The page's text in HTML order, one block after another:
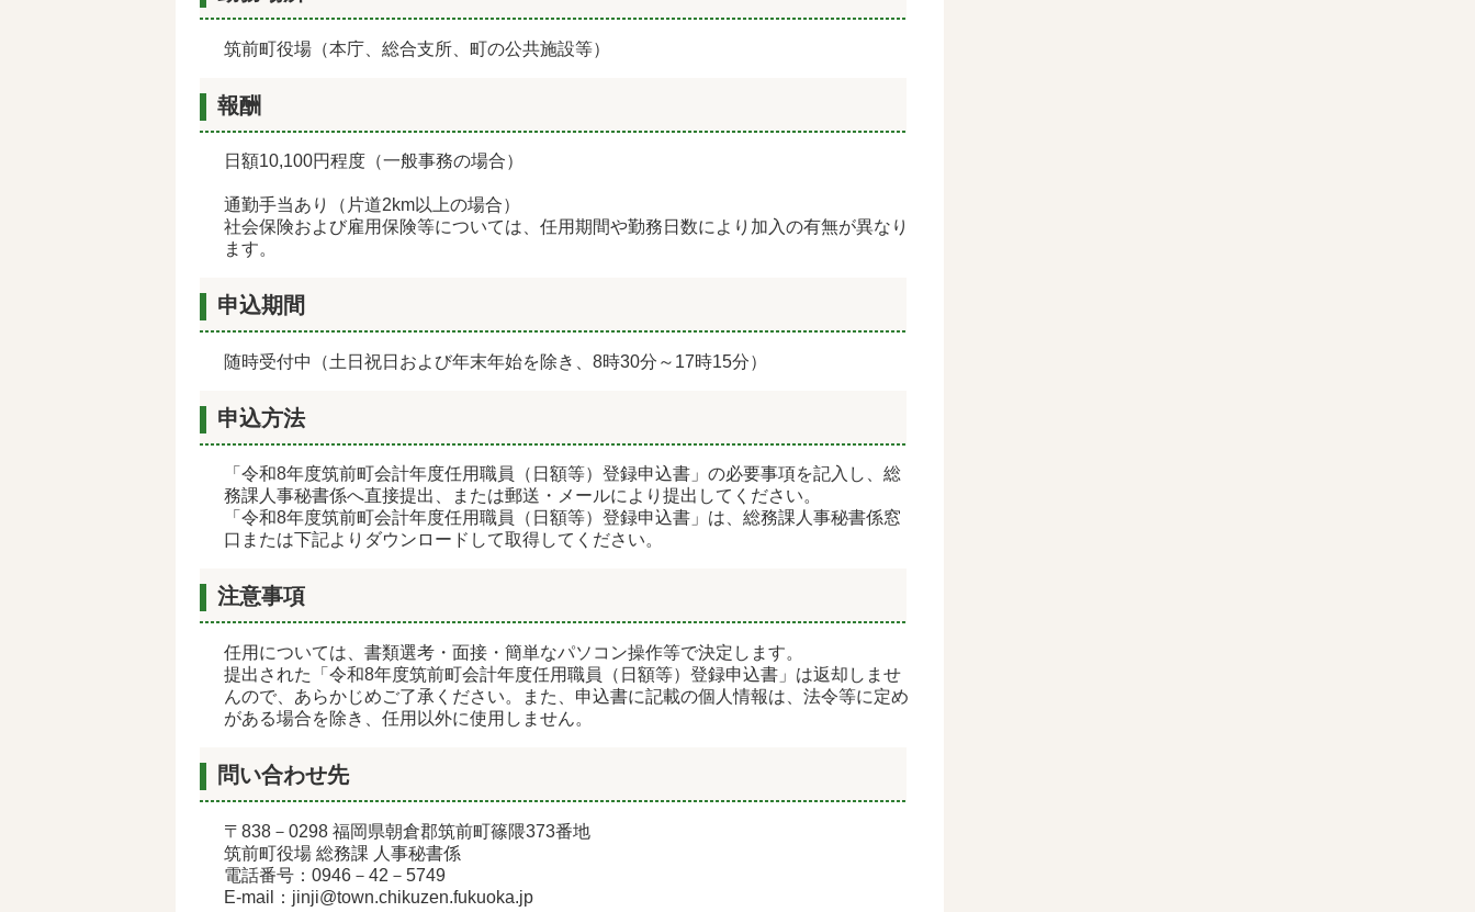
筑前町役場（本庁、総合支所、町の公共施設等）
報酬
日額10,100円程度（一般事務の場合）
通勤手当あり（片道2km以上の場合）
社会保険および雇用保険等については、任用期間や勤務日数により加入の有無が異なり
ます。
申込期間
随時受付中（土日祝日および年末年始を除き、8時30分～17時15分）
申込方法
「令和8年度筑前町会計年度任用職員（日額等）登録申込書」の必要事項を記入し、総
務課人事秘書係へ直接提出、または郵送・メールにより提出してください。
「令和8年度筑前町会計年度任用職員（日額等）登録申込書」は、総務課人事秘書係窓
口または下記よりダウンロードして取得してください。
注意事項
任用については、書類選考・面接・簡単なパソコン操作等で決定します。
提出された「令和8年度筑前町会計年度任用職員（日額等）登録申込書」は返却しませ
んので、あらかじめご了承ください。また、申込書に記載の個人情報は、法令等に定め
がある場合を除き、任用以外に使用しません。
問い合わせ先
〒838－0298 福岡県朝倉郡筑前町篠隈373番地
筑前町役場 総務課 人事秘書係
電話番号：0946－42－5749
E-mail
： jinji@town.chikuzen.fukuoka.jp